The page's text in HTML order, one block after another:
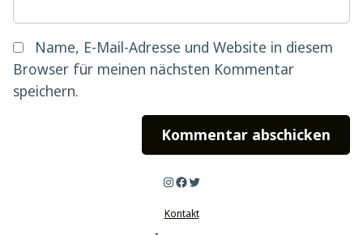
Name, E-Mail-Adresse und Website in diesem
Browser für meinen nächsten Kommentar
speichern.
Instagram
Facebook
Twitter
Kontakt